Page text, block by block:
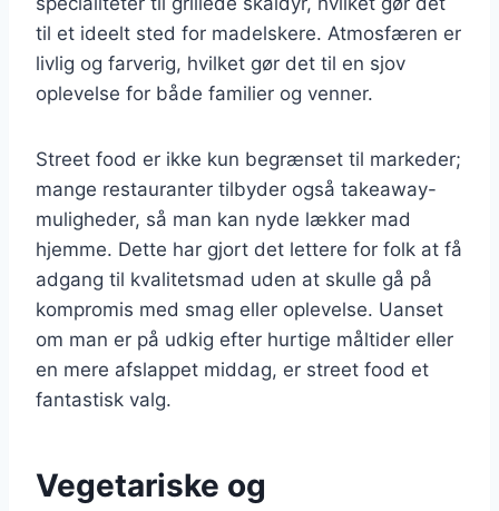
til et ideelt sted for madelskere. Atmosfæren er
livlig og farverig, hvilket gør det til en sjov
oplevelse for både familier og venner.
Street food er ikke kun begrænset til markeder;
mange restauranter tilbyder også takeaway-
muligheder, så man kan nyde lækker mad
hjemme. Dette har gjort det lettere for folk at få
adgang til kvalitetsmad uden at skulle gå på
kompromis med smag eller oplevelse. Uanset
om man er på udkig efter hurtige måltider eller
en mere afslappet middag, er street food et
fantastisk valg.
Vegetariske og